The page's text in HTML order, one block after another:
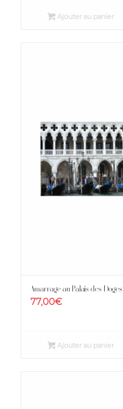
Ajouter au panier
Amarrage au Palais des Doges
77,00€
Ajouter au panier